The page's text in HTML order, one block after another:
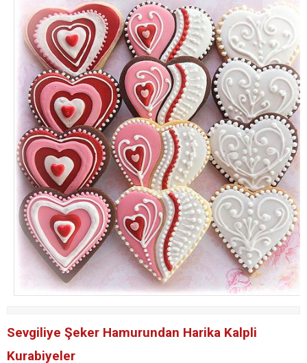
Sevgiliye Şeker Hamurundan Harika Kalpli
Kurabiyeler